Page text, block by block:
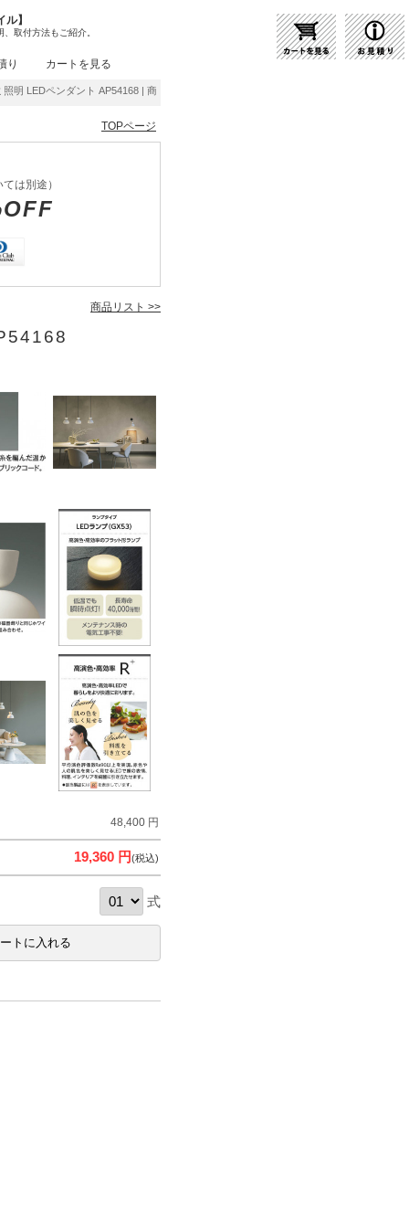
】
取付方法もご紹介。
り カートを見る
ペンダント AP54168 | 商品紹介 | 照明器具の通販・インテリア照明の通信販売【ライ
TOPページ
は別途）
商品リスト >>
48,400 円
19,360 円(税込)
式